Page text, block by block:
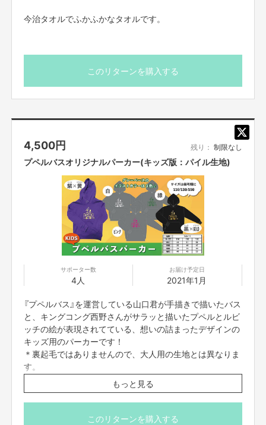
--------------------------------------------------------------------
---------------------------------------------
また、オリジナルマスクとオリジナルキャップにつきましては、『プペルバ
ス』サポーターのお二方にもご協力を頂いておりますので、ご紹介させて頂
【マスク担当】
コニシミオ 大阪在住
子どもたちのクリエイティブを引き出すキッズワークショップ『きせかえド
レスメーカー』を運営しています。
通称【リカちゃんの人】です！
夢は『イマジネーションテーマパーク』をつくること！
【マスク担当】
＜自己紹介＞
島田夕貴 兵庫県在住
個人のグラフィックデザイナー/ディレクターです。
「まず何を作ったらいいんだろう？」という、デザイナーへの依頼が初めて
の方の気持ちに寄り添い、デザ
最近はイベント企画や運営にも興味があります。
今治タオルでふかふかなタオルです。
このリターンを購入する
4,500円 残り： 制限なし
プペルバスオリジナルパーカー(キッズ版：パイル生地)
サポーター数
4人
お届け予定日
2021年1月
『プペルバス』を運営している山口君が手描きで描いたバス
と、キングコング西野さんがサラッと描いたプペルとルビ
ッチの絵が表現されてている、想いの詰まったデザインの
キッズ用のパーカーです！
＊裏起毛ではありませんので、大人用の生地とは異なりま
す。
カラー展開 ➜ 紫×黄 ／ グレー×白・ピンク・緑 ／
黒×ゴールド
サイズ展開 ➜ １１０ ／ １３０ ／ １５０
もっと見る
このリターンを購入する